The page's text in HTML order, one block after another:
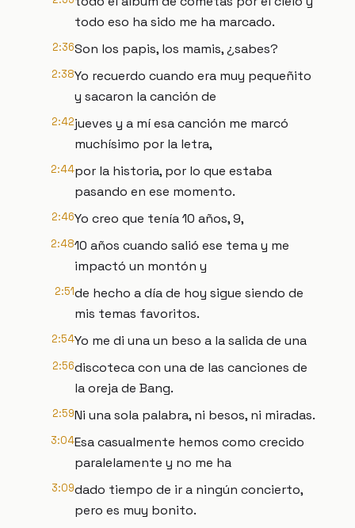
todo eso ha sido me ha marcado.
2:36Son los papis, los mamis, ¿sabes?
2:38Yo recuerdo cuando era muy pequeñito
y sacaron la canción de
2:42jueves y a mí esa canción me marcó
muchísimo por la letra,
2:44por la historia, por lo que estaba
pasando en ese momento.
2:46Yo creo que tenía 10 años, 9,
2:4810 años cuando salió ese tema y me
impactó un montón y
2:51de hecho a día de hoy sigue siendo de
mis temas favoritos.
2:54Yo me di una un beso a la salida de una
2:56discoteca con una de las canciones de
la oreja de Bang.
2:59Ni una sola palabra, ni besos, ni miradas.
3:04Esa casualmente hemos como crecido
paralelamente y no me ha
3:09dado tiempo de ir a ningún concierto,
pero es muy bonito.